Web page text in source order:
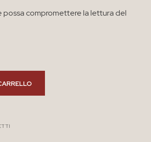
possa compromettere la lettura del